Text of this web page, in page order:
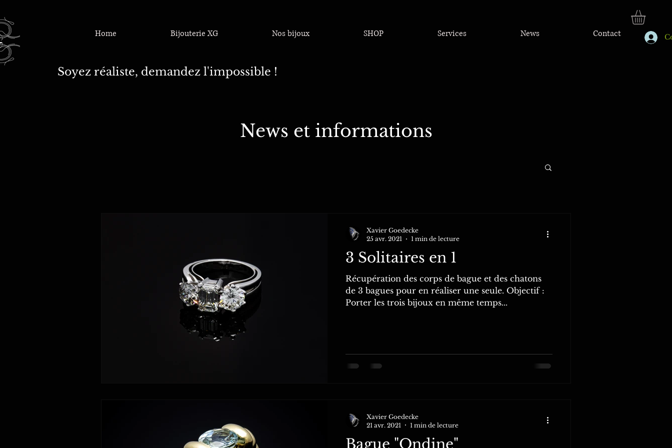
Home Bijouterie XG Nos bijoux SHOP Services News Contact
Soyez réaliste, demandez l'impossible !
News et informations
3 Solitaires en 1
Récupération des corps de bague et des chatons
de 3 bagues pour en réaliser une seule. Objectif :
Porter les trois bijoux en même temps...
Xavier Goedecke
25 avr. 2021
1 min de lecture
Bague "Ondine"
Xavier Goedecke
21 avr. 2021
1 min de lecture